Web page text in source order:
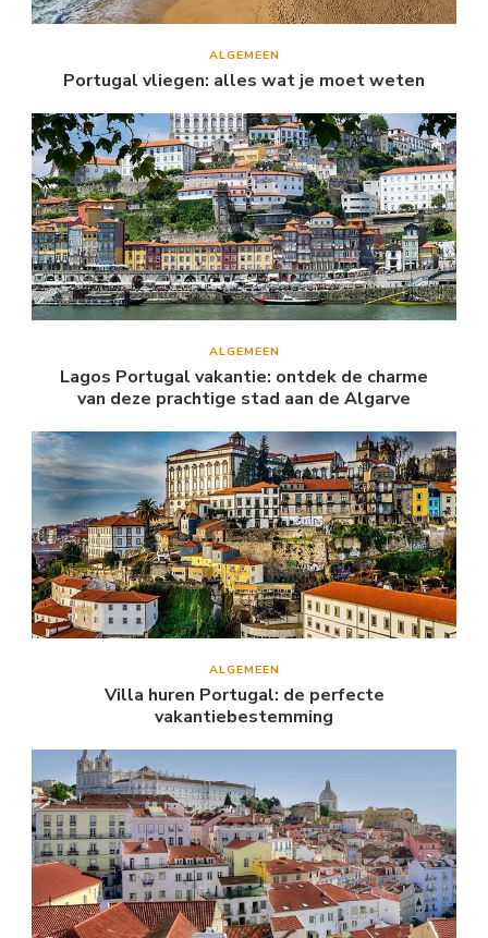
ALGEMEEN
Portugal vliegen: alles wat je moet weten
ALGEMEEN
Lagos Portugal vakantie: ontdek de charme
van deze prachtige stad aan de Algarve
ALGEMEEN
Villa huren Portugal: de perfecte
vakantiebestemming